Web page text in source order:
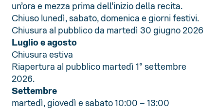
un’ora e mezza prima dell’inizio della recita.
Chiuso lunedì, sabato, domenica e giorni festivi.
Chiusura al pubblico da martedì 30 giugno 2026
Luglio e agosto
Chiusura estiva
Riapertura al pubblico martedì 1° settembre
2026.
Settembre
martedì, giovedì e sabato 10:00 – 13:00